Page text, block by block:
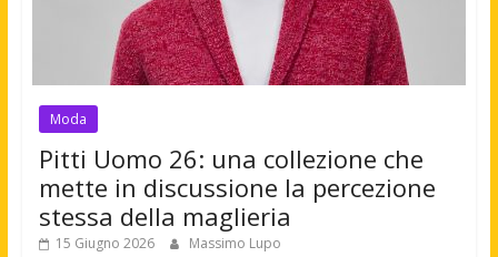
Moda
Pitti Uomo 26: una collezione che
mette in discussione la percezione
stessa della maglieria
15 Giugno 2026 Massimo Lupo